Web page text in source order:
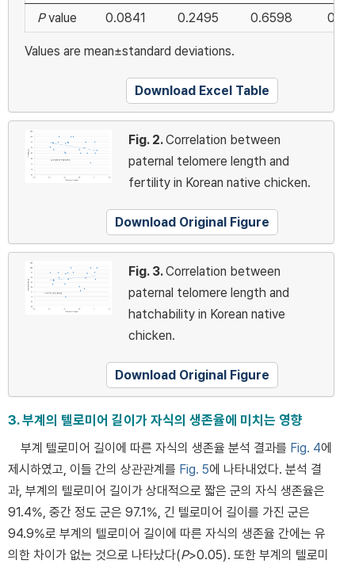
Pvalue 0.0841 0.2495 0.6598
Values are mean±standard deviations.
Download Excel Table
Fig. 2.Correlation between
paternal telomere length and
fertility in Korean native chicken.
Download Original Figure
Fig. 3.Correlation between
paternal telomere length and
hatchability in Korean native
chicken.
Download Original Figure
3. 부계의 텔로미어 길이가 자식의 생존율에 미치는 영향
부계 텔로미어 길이에 따른 자식의 생존율 분석 결과를 Fig. 4에
제시하였고, 이들 간의 상관관계를 Fig. 5에 나타내었다. 분석 결
과, 부계의 텔로미어 길이가 상대적으로 짧은 군의 자식 생존율은
91.4%, 중간 정도 군은 97.1%, 긴 텔로미어 길이를 가진 군은
94.9%로 부계의 텔로미어 길이에 따른 자식의 생존율 간에는 유
의한 차이가 없는 것으로 나타났다(P>0.05). 또한 부계의 텔로미